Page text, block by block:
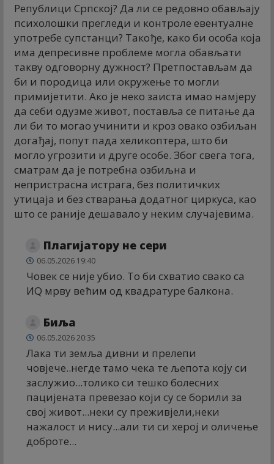
Републици Српској? Да ли се редовно обављају
психолошки прегледи и контроле евентуалне
употребе супстанци? Такође, како би особа која
има депресивне проблеме могла обављати
такву одговорну дужност? Претпостављам да
би и породица или окружење то могли
примијетити. Ако је неко заиста имао намјеру
да себи одузме живот, поставља се питање да
ли би то могао учинити и кроз овако озбиљан
догађај, попут пада хеликоптера, што би
могло угрозити и друге особе. Због свега тога,
сматрам да је потребна озбиљна и
непристрасна истрага, без политичких
утицаја и без стварања додатног циркуса, као
што се раније дешавало у неким случајевима.
Плагијатору не сери
06.05.2026 19:40
Човек се није убио. То би схватио свако са
ИQ мрву већим од квадратуре балкона.
Биља
06.05.2026 20:35
Лака ти земља дивни и прелепи
човјече..негде тамо чека те љепота коју си
заслужио...толико си тешко болесних
пацијената превезао који су се борили за
свој живот...неки су преживјели,неки
нажалост и нису...али ти си херој и оличење
доброте...